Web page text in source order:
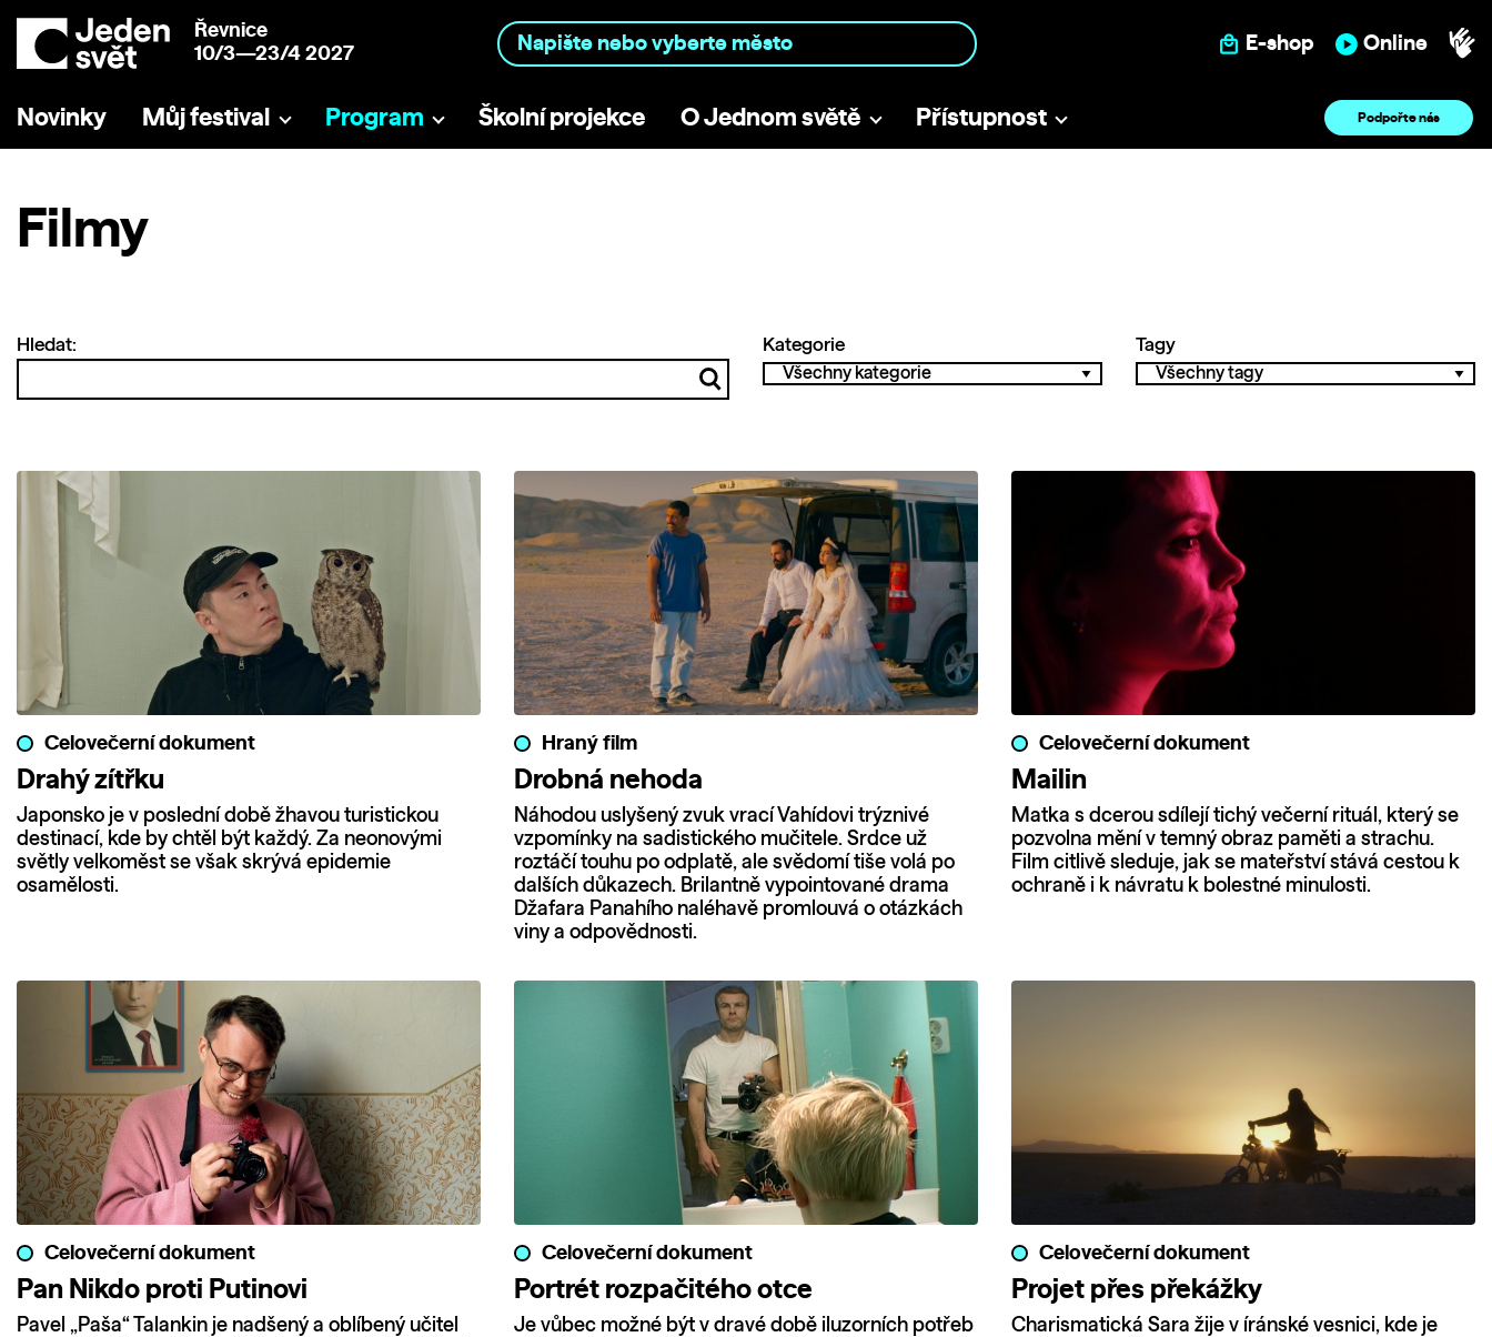
Řevnice
10/3—23/4 2027
E-shop Online
Novinky Můj festival Program Školní projekce O Jednom světě Přístupnost Podpořte nás
Filmy
Hledat: Kategorie Tagy
Celovečerní dokument
Drahý zítřku
Japonsko je v poslední době žhavou turistickou
destinací, kde by chtěl být každý. Za neonovými
světly velkoměst se však skrývá epidemie
osamělosti.
Hraný film
Drobná nehoda
Náhodou uslyšený zvuk vrací Vahídovi trýznivé
vzpomínky na sadistického mučitele. Srdce už
roztáčí touhu po odplatě, ale svědomí tiše volá po
dalších důkazech. Brilantně vypointované drama
Džafara Panahího naléhavě promlouvá o otázkách
viny a odpovědnosti.
Celovečerní dokument
Mailin
Matka s dcerou sdílejí tichý večerní rituál, který se
pozvolna mění v temný obraz paměti a strachu.
Film citlivě sleduje, jak se mateřství stává cestou k
ochraně i k návratu k bolestné minulosti.
Celovečerní dokument
Pan Nikdo proti Putinovi
Pavel „Paša“ Talankin je nadšený a oblíbený učitel
Celovečerní dokument
Portrét rozpačitého otce
Je vůbec možné být v dravé době iluzorních potřeb
Celovečerní dokument
Projet přes překážky
Charismatická Sara žije v íránské vesnici, kde je